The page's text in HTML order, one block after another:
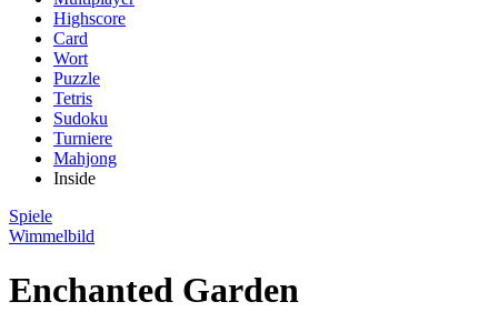
Highscore
Card
Wort
Puzzle
Tetris
Sudoku
Turniere
Mahjong
Inside
Spiele
Wimmelbild
Enchanted Garden